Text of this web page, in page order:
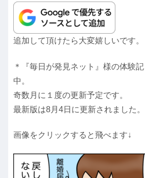
追加して頂けたら大変嬉しいです。
＊『毎日が発見ネット』様の体験
中。
奇数月に１度の更新予定です。
最新版は8月4日に更新されました。
画像をクリックすると飛べます↓